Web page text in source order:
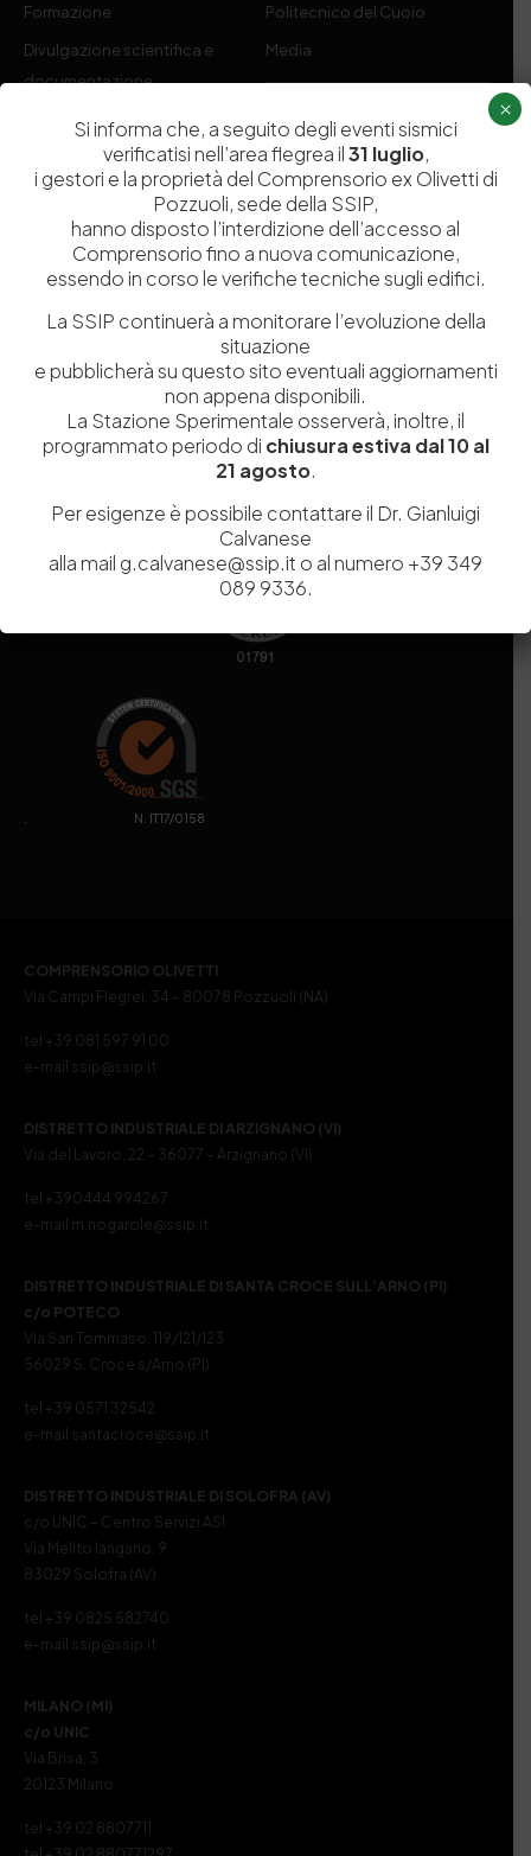
Formazione
Divulgazione scientifica e
documentazione
Contribuenti
Politecnico del Cuoio
Media
Amministrazione Trasparente
Codice fiscale e Partita Iva07936981211
Iscrizione REA
NA 920756
Codice di iscrizione all’Anagrafe Nazionale delle Ricerche del
MIUR 000290_EIRI
Euro9.690.240,00
stazionesperimentaleindustriapelli@legalmail.it
Sede legaleVia Campi Flegrei, 34 – 80078 Pozzuoli (NA) – Tel. +39
. N. IT17/0158
COMPRENSORIO OLIVETTI
Via Campi Flegrei, 34 – 80078 Pozzuoli (NA)
tel +39 081 597 91 00
e-mail ssip@ssip.it
DISTRETTO INDUSTRIALE DI ARZIGNANO (VI)
Via del Lavoro, 22 – 36077 – Arzignano (VI)
tel +390444 994267
e-mail m.nogarole@ssip.it
DISTRETTO INDUSTRIALE DI SANTA CROCE SULL’ARNO (PI)
c/o POTECO
Via San Tommaso, 119/121/123
56029 S. Croce s/Arno (PI)
tel +39 0571 32542
e-mail santacroce@ssip.it
DISTRETTO INDUSTRIALE DI SOLOFRA (AV)
c/o UNIC – Centro Servizi ASI
Via Melito Iangano, 9
83029 Solofra (AV)
tel +39 0825 582740
e-mail ssip@ssip.it
MILANO (MI)
c/o UNIC
Via Brisa, 3
20123 Milano
tel +39 02 8807711
Si informa che, a seguito degli eventi sismici
verificatisi nell’area flegrea il31 luglio,
i gestori e la proprietà del Comprensorio ex Olivetti di
Pozzuoli, sede della SSIP,
hanno disposto l’interdizione dell’accesso al
Comprensorio fino a nuova comunicazione,
essendo in corso le verifiche tecniche sugli edifici.
La SSIP continuerà a monitorare l’evoluzione della
situazione
e pubblicherà su questo sito eventuali aggiornamenti
non appena disponibili.
La Stazione Sperimentale osserverà, inoltre, il
programmato periodo di chiusura estiva dal 10 al
21 agosto.
Per esigenze è possibile contattare il Dr. Gianluigi
Calvanese
alla mail g.calvanese@ssip.it o al numero +39 349
089 9336.
×